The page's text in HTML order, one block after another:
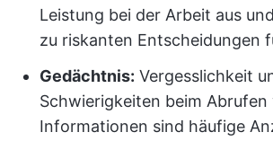
Leistung bei der Arbeit aus
zu riskanten Entscheidungen
Gedächtnis: Vergesslichkeit
Schwierigkeiten beim Abrufen
Informationen sind häufige